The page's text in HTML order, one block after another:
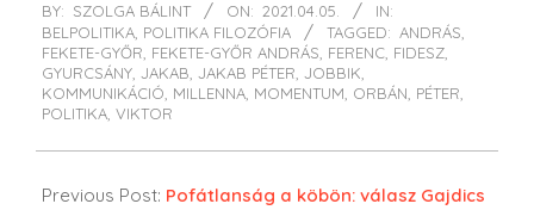
04-
05
BY: SZOLGA BÁLINT ON: 2021.04.05.
IN:
BELPOLITIKA, POLITIKA FILOZÓFIA TAGGED: ANDRÁS,
FEKETE-GYŐR, FEKETE-GYŐR ANDRÁS, FERENC, FIDESZ,
GYURCSÁNY, JAKAB, JAKAB PÉTER, JOBBIK,
KOMMUNIKÁCIÓ, MILLENNA, MOMENTUM, ORBÁN, PÉTER,
POLITIKA, VIKTOR
Previous Post: Pofátlanság a köbön: válasz Gajdics